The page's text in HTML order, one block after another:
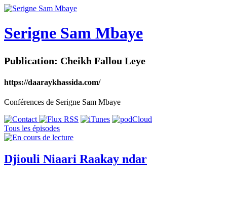
Serigne Sam Mbaye
Publication: Cheikh Fallou Leye
https://daaraykhassida.com/
Conférences de Serigne Sam Mbaye
Tous les épisodes
Djiouli Niaari Raakay ndar